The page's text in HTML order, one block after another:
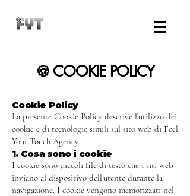
🍪 COOKIE POLICY
Cookie Policy
La presente Cookie Policy descrive l’utilizzo dei
cookie e di tecnologie simili sul sito web di Feel
Your Touch Agency.
1. Cosa sono i cookie
I cookie sono piccoli file di testo che i siti web
inviano al dispositivo dell’utente durante la
navigazione. I cookie vengono memorizzati nel